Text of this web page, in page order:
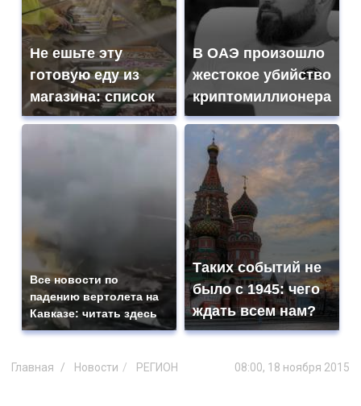
Не ешьте эту
готовую еду из
магазина: список
В ОАЭ произошло
жестокое убийство
криптомиллионера
Все новости по
падению вертолета на
Кавказе: читать здесь
Таких событий не
было с 1945: чего
ждать всем нам?
Главная Новости РЕГИОН 08:00, 18 ноября 2015